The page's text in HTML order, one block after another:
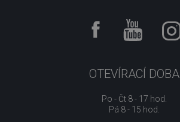
OTEVÍRACÍ DOBA
Po - Čt 8 - 17 hod.
Pá 8 - 15 hod.